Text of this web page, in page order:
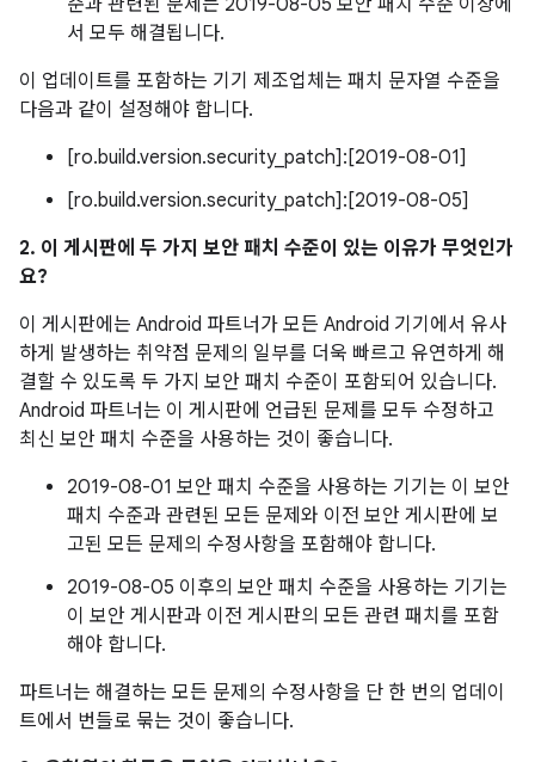
준과 관련된 문제는 2019-08-05 보안 패치 수준 이상에
서 모두 해결됩니다.
이 업데이트를 포함하는 기기 제조업체는 패치 문자열 수준을
다음과 같이 설정해야 합니다.
[ro.build.version.security_patch]:[2019-08-01]
[ro.build.version.security_patch]:[2019-08-05]
2. 이 게시판에 두 가지 보안 패치 수준이 있는 이유가 무엇인가
요?
이 게시판에는 Android 파트너가 모든 Android 기기에서 유사
하게 발생하는 취약점 문제의 일부를 더욱 빠르고 유연하게 해
결할 수 있도록 두 가지 보안 패치 수준이 포함되어 있습니다.
Android 파트너는 이 게시판에 언급된 문제를 모두 수정하고
최신 보안 패치 수준을 사용하는 것이 좋습니다.
2019-08-01 보안 패치 수준을 사용하는 기기는 이 보안
패치 수준과 관련된 모든 문제와 이전 보안 게시판에 보
고된 모든 문제의 수정사항을 포함해야 합니다.
2019-08-05 이후의 보안 패치 수준을 사용하는 기기는
이 보안 게시판과 이전 게시판의 모든 관련 패치를 포함
해야 합니다.
파트너는 해결하는 모든 문제의 수정사항을 단 한 번의 업데이
트에서 번들로 묶는 것이 좋습니다.